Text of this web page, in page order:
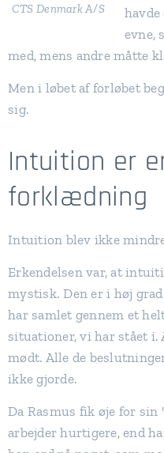
CTS Denmark A/S
evne,
med, mens andre måtte
Men i løbet af forløbet
sig.
Intuition er
forklædning
Intuition blev ikke
Erkendelsen var, at
mystisk. Den er i høj
har samlet gennem et
situationer, vi har stået i.
mødt. Alle de
ikke gjorde.
Da Rasmus fik øje for
arbejder hurtigere, end